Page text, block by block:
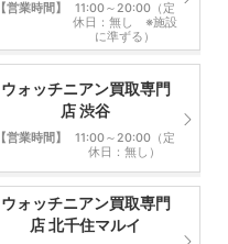
【営業時間】
11:00～20:00（定
休日：無し ※施設
に準ずる）
ウォッチニアン買取専門
店 渋谷
【営業時間】
11:00～20:00（定
休日：無し）
ウォッチニアン買取専門
店 北千住マルイ